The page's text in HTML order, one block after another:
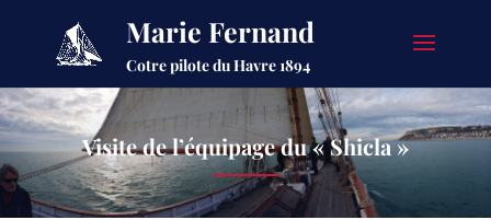
Marie Fernand
Cotre pilote du Havre 1894
Visite de l’équipage du « Shicla »